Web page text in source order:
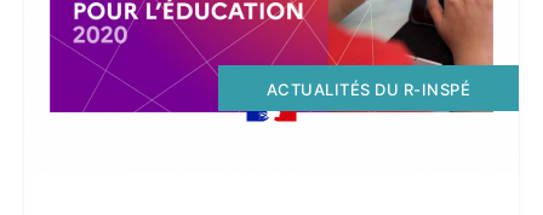
ACTUALITÉS DU R-INSPÉ